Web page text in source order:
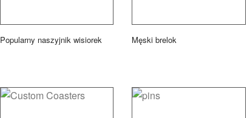
Popularny naszyjnik wisiorek Męski brelok